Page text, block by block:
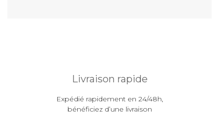
Livraison rapide
Expédié rapidement en 24/48h,
bénéficiez d’une livraison